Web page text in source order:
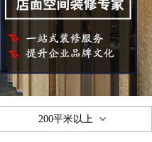
200平米以上